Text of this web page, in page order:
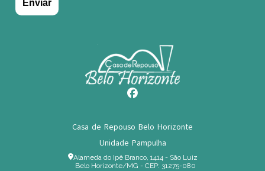
Casa de Repouso Belo Horizonte
Unidade Pampulha
Alameda do Ipê Branco, 1414 - São Luiz
Belo Horizonte/MG - CEP: 31275-080